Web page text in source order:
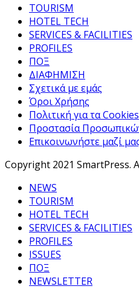
TOURISM
HOTEL TECH
SERVICES & FACILITIES
PROFILES
ΠΟΞ
ΔΙΑΦΗΜΙΣΗ
Σχετικά με εμάς
Όροι Χρήσης
Πολιτική για τα Cookies
Προστασία
Επικοινωνήστε μαζί
Copyright 2021 SmartPress.
NEWS
TOURISM
HOTEL TECH
SERVICES & FACILITIES
PROFILES
ISSUES
ΠΟΞ
NEWSLETTER